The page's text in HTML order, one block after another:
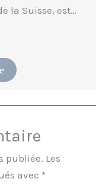
la Suisse, est…
publiée. Les
avec *